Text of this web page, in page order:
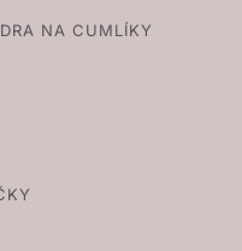
NA CUMLÍKY